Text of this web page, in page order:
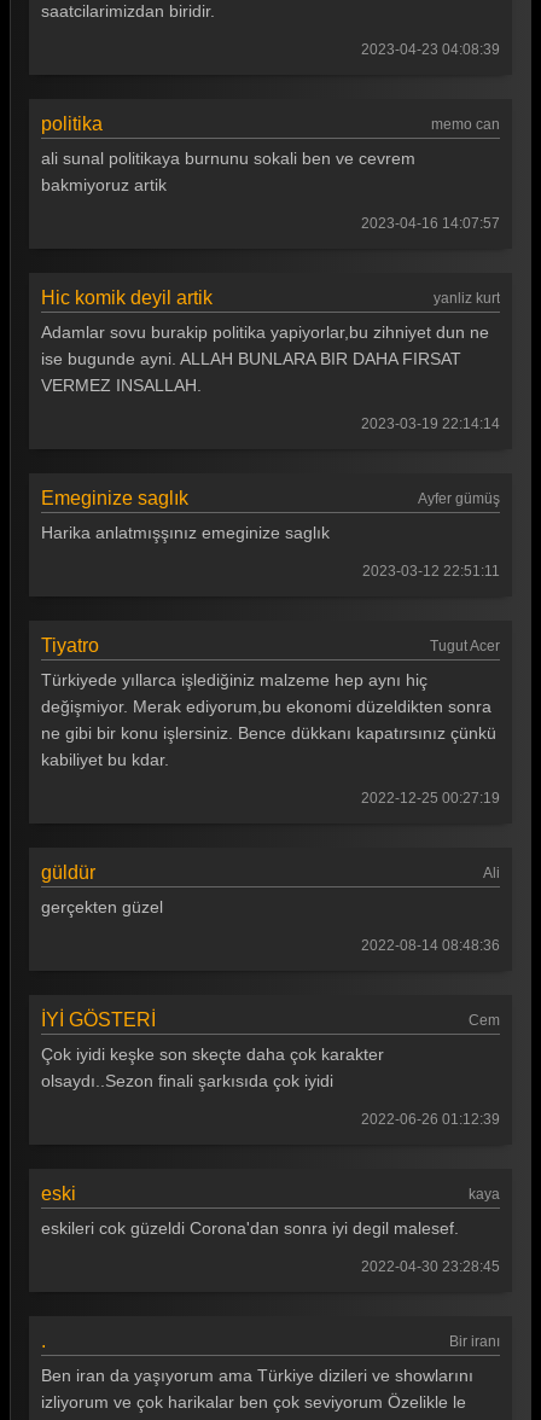
Güldür güldür 243. Bölüm
Güldür güldür 240. Bölüm
Güldür güldür 239. Bölüm
Güldür güldür 236. Bölüm
Güldür güldür 235. Bölüm
Güldür güldür 232. Bölüm
Güldür güldür 231. Bölüm
Güldür güldür 228. Bölüm
Güldür güldür 227. Bölüm
Güldür güldür 226. Bölüm
Güldür güldür 223. Bölüm
Güldür güldür 220. Bölüm
Güldür güldür 219. Bölüm
Güldür güldür 215. Bölüm
Güldür güldür 212. Bölüm
Güldür güldür 211. Bölüm
saatcilarimizdan biridir.
2023-04-23 04:08:39
politika memo can
ali sunal politikaya burnunu sokali ben ve cevrem
bakmiyoruz artik
2023-04-16 14:07:57
Hic komik deyil artik yanliz kurt
Adamlar sovu burakip politika yapiyorlar,bu zihniyet dun ne
ise bugunde ayni. ALLAH BUNLARA BIR DAHA FIRSAT
VERMEZ INSALLAH.
2023-03-19 22:14:14
Emeginize saglık Ayfer gümüş
Harika anlatmışşınız emeginize saglık
2023-03-12 22:51:11
Tiyatro Tugut Acer
Türkiyede yıllarca işlediğiniz malzeme hep aynı hiç
değişmiyor. Merak ediyorum,bu ekonomi düzeldikten sonra
ne gibi bir konu işlersiniz. Bence dükkanı kapatırsınız çünkü
kabiliyet bu kdar.
2022-12-25 00:27:19
güldür Ali
gerçekten güzel
2022-08-14 08:48:36
İYİ GÖSTERİ Cem
Çok iyidi keşke son skeçte daha çok karakter
olsaydı..Sezon finali şarkısıda çok iyidi
2022-06-26 01:12:39
eski kaya
eskileri cok güzeldi Corona'dan sonra iyi degil malesef.
2022-04-30 23:28:45
. Bir iranı
Ben iran da yaşıyorum ama Türkiye dizileri ve showlarını
izliyorum ve çok harikalar ben çok seviyorum Özelikle le